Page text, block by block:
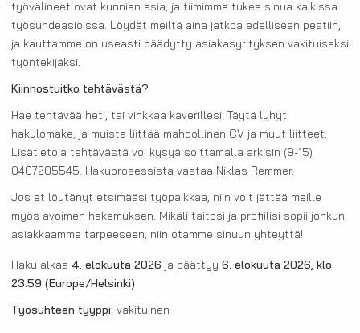
työvälineet ovat kunnian asia, ja tiimimme tukee sinua kaikissa
työsuhdeasioissa. Löydät meiltä aina jatkoa edelliseen pestiin,
ja kauttamme on useasti päädytty asiakasyrityksen vakituiseksi
työntekijäksi.
Kiinnostuitko tehtävästä?
Hae tehtävää heti, tai vinkkaa kaverillesi! Täytä lyhyt
hakulomake, ja muista liittää mahdollinen CV ja muut liitteet.
Lisätietoja tehtävästä voi kysyä soittamalla arkisin (9-15)
0407205545. Hakuprosessista vastaa Niklas Remmer.
Jos et löytänyt etsimääsi työpaikkaa, niin voit jättää meille
myös avoimen hakemuksen. Mikäli taitosi ja profiilisi sopii jonkun
asiakkaamme tarpeeseen, niin otamme sinuun yhteyttä!
Haku alkaa 4. elokuuta 2026 ja päättyy 6. elokuuta 2026, klo
23.59 (Europe/Helsinki)
Työsuhteen tyyppi: vakituinen